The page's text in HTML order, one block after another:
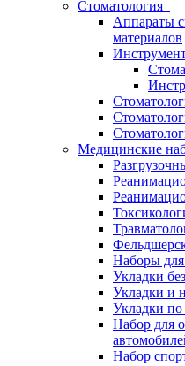
Стоматология
Аппараты
материалов
Медицинские
Наборы
Укладки
Укладки и
Укладки
Набор для
Набор